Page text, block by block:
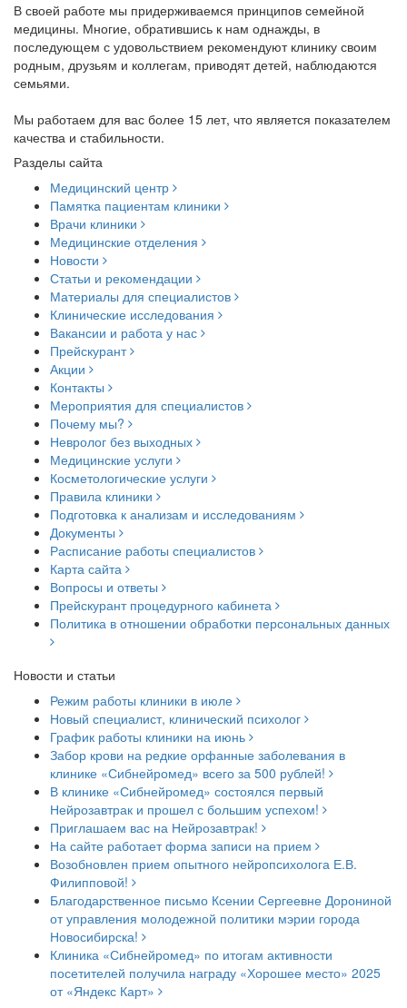
В своей работе мы придерживаемся принципов семейной
медицины. Многие, обратившись к нам однажды, в
последующем с удовольствием рекомендуют клинику своим
родным, друзьям и коллегам, приводят детей, наблюдаются
семьями.
Мы работаем для вас более 15 лет, что является показателем
качества и стабильности.
Разделы сайта
Медицинский центр
Памятка пациентам клиники
Врачи клиники
Медицинские отделения
Новости
Статьи и рекомендации
Материалы для специалистов
Клинические исследования
Вакансии и работа у нас
Прейскурант
Акции
Контакты
Мероприятия для специалистов
Почему мы?
Невролог без выходных
Медицинские услуги
Косметологические услуги
Правила клиники
Подготовка к анализам и исследованиям
Документы
Расписание работы специалистов
Карта сайта
Вопросы и ответы
Прейскурант процедурного кабинета
Политика в отношении обработки персональных данных
Новости и статьи
Режим работы клиники в июле
Новый специалист, клинический психолог
График работы клиники на июнь
Забор крови на редкие орфанные заболевания в
клинике «Сибнейромед» всего за 500 рублей!
В клинике «Сибнейромед» состоялся первый
Нейрозавтрак и прошел с большим успехом!
Приглашаем вас на Нейрозавтрак!
На сайте работает форма записи на прием
Возобновлен прием опытного нейропсихолога Е.В.
Филипповой!
Благодарственное письмо Ксении Сергеевне Дорониной
от управления молодежной политики мэрии города
Новосибирска!
Клиника «Сибнейромед» по итогам активности
посетителей получила награду «Хорошее место» 2025
от «Яндекс Карт»